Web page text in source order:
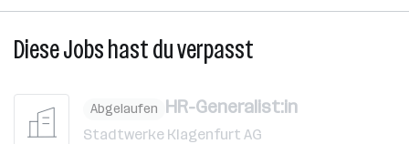
Diese Jobs hast du verpasst
Abgelaufen HR-Generalist:in
Stadtwerke Klagenfurt AG